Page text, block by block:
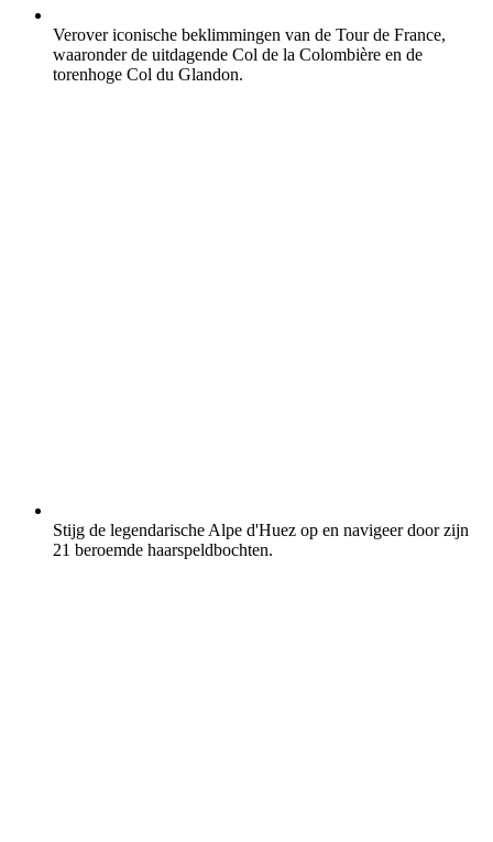
Verover iconische beklimmingen van de Tour de France,
waaronder de uitdagende Col de la Colombière en de
torenhoge Col du Glandon.
Stijg de legendarische Alpe d'Huez op en navigeer door zijn
21 beroemde haarspeldbochten.